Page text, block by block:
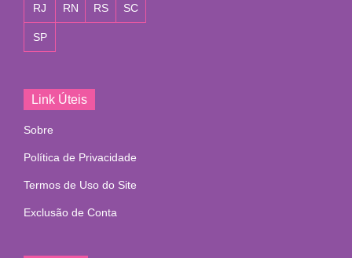
RJ RN RS SC
SP
Link Úteis
Sobre
Política de Privacidade
Termos de Uso do Site
Exclusão de Conta